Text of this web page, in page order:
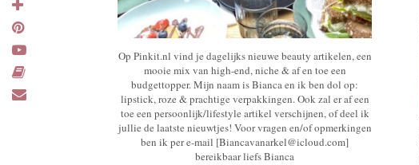
Op Pinkit.nl vind je dagelijks nieuwe beauty artikelen, een
mooie mix van high-end, niche & af en toe een
budgettopper. Mijn naam is Bianca en ik ben dol op:
lipstick, roze & prachtige verpakkingen. Ook zal er af een
toe een persoonlijk/lifestyle artikel verschijnen, of deel ik
jullie de laatste nieuwtjes! Voor vragen en/of opmerkingen
ben ik per e-mail [Biancavanarkel@icloud.com]
bereikbaar liefs Bianca